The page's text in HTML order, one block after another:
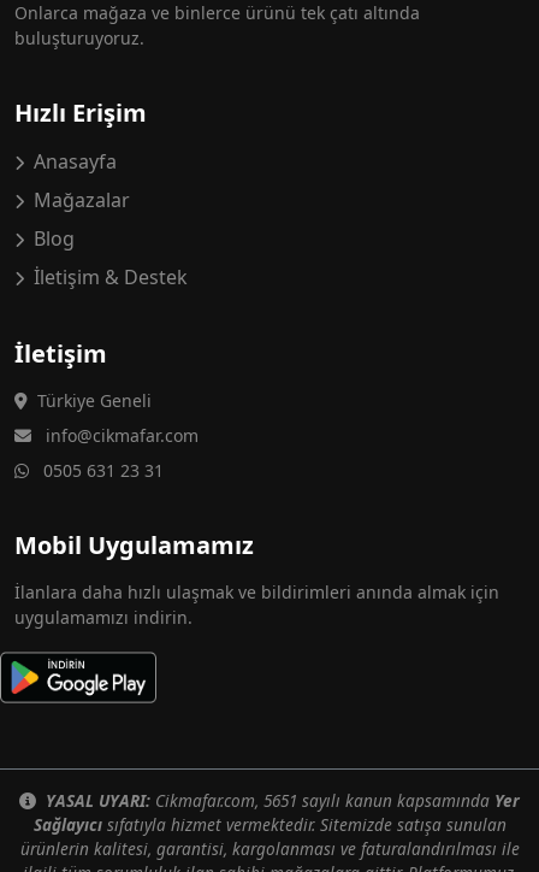
Onlarca mağaza ve binlerce ürünü tek çatı altında
buluşturuyoruz.
Hızlı Erişim
Anasayfa
Mağazalar
Blog
İletişim & Destek
İletişim
Türkiye Geneli
info@cikmafar.com
0505 631 23 31
Mobil Uygulamamız
İlanlara daha hızlı ulaşmak ve bildirimleri anında almak için
uygulamamızı indirin.
YASAL UYARI: Cikmafar.com, 5651 sayılı kanun kapsamında Yer
Sağlayıcısıfatıyla hizmet vermektedir. Sitemizde satışa sunulan
ürünlerin kalitesi, garantisi, kargolanması ve faturalandırılması ile